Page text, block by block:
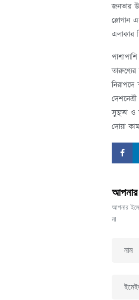
জনতার
স্লোগান
এলাকার
নিরাপদে
সুস্থতা ও
দোয়া
আপনার
আপনার
না